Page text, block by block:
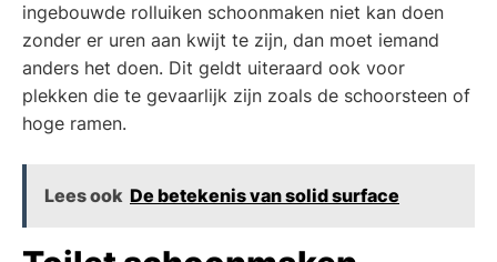
ingebouwde rolluiken schoonmaken niet kan doen
zonder er uren aan kwijt te zijn, dan moet iemand
anders het doen. Dit geldt uiteraard ook voor
plekken die te gevaarlijk zijn zoals de schoorsteen of
hoge ramen.
Lees ook De betekenis van solid surface